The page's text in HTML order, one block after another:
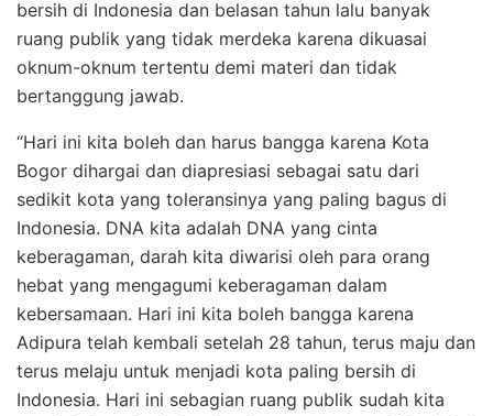
bersih di Indonesia dan belasan tahun lalu banyak
ruang publik yang tidak merdeka karena dikuasai
oknum-oknum tertentu demi materi dan tidak
bertanggung jawab.
“Hari ini kita boleh dan harus bangga karena Kota
Bogor dihargai dan diapresiasi sebagai satu dari
sedikit kota yang toleransinya yang paling bagus di
Indonesia. DNA kita adalah DNA yang cinta
keberagaman, darah kita diwarisi oleh para orang
hebat yang mengagumi keberagaman dalam
kebersamaan. Hari ini kita boleh bangga karena
Adipura telah kembali setelah 28 tahun, terus maju dan
terus melaju untuk menjadi kota paling bersih di
Indonesia. Hari ini sebagian ruang publik sudah kita